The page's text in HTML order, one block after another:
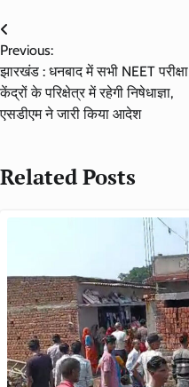
Post
navigation
Previous:
झारखंड : धनबाद में सभी NEET परीक्षा
केंद्रों के परिक्षेत्र में रहेगी निषेधाज्ञा,
एसडीएम ने जारी किया आदेश
Related Posts